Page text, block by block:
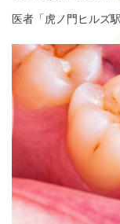
医者「虎ノ門ヒルズ